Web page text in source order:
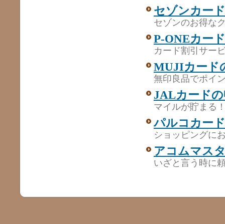
セゾンカー
セゾンのお得な
P-ONEカー
カード割引サー
MUJIカード
無印良品でポイ
JALカード
マイルが貯まる
パルコカー
ショッピングに
アコムマス
いざと言う時に